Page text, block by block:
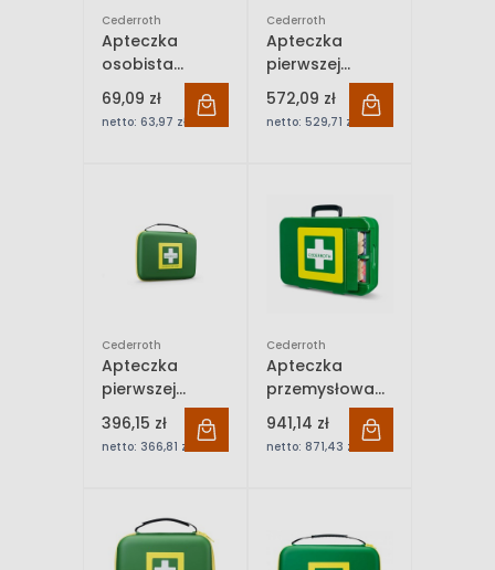
Cederroth
Apteczka
osobista
pierwszej
pomocy
Cederroth First
69,09 zł
netto: 63,97 zł
Cederroth
Apteczka
pierwszej
pomocy na
oparzenia
Cederroth First
572,09 zł
netto: 529,71 zł
Cederroth
Apteczka
pierwszej
pomocy
przenośna
Cederroth First
396,15 zł
netto: 366,81 zł
Cederroth
Apteczka
przemysłowa
pierwszej
pomocy
przenośna
941,14 zł
netto: 871,43 zł